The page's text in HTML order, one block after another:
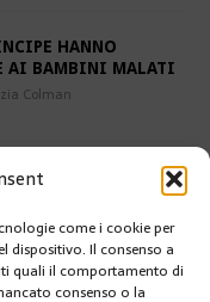
come i cookie per
dispositivo. Il consenso a
quali il comportamento di
consenso o la
HANNO
AI BAMBINI MALATI
Colman
MONACO, TRA
Colman